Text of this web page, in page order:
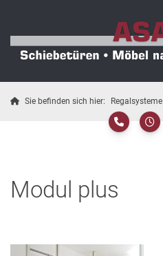
Sie befinden sich hier: Regalsysteme
Modul plus